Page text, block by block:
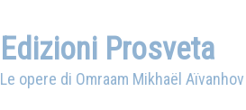
Edizioni Prosveta
Le opere di Omraam Mikhaël Aïvanhov